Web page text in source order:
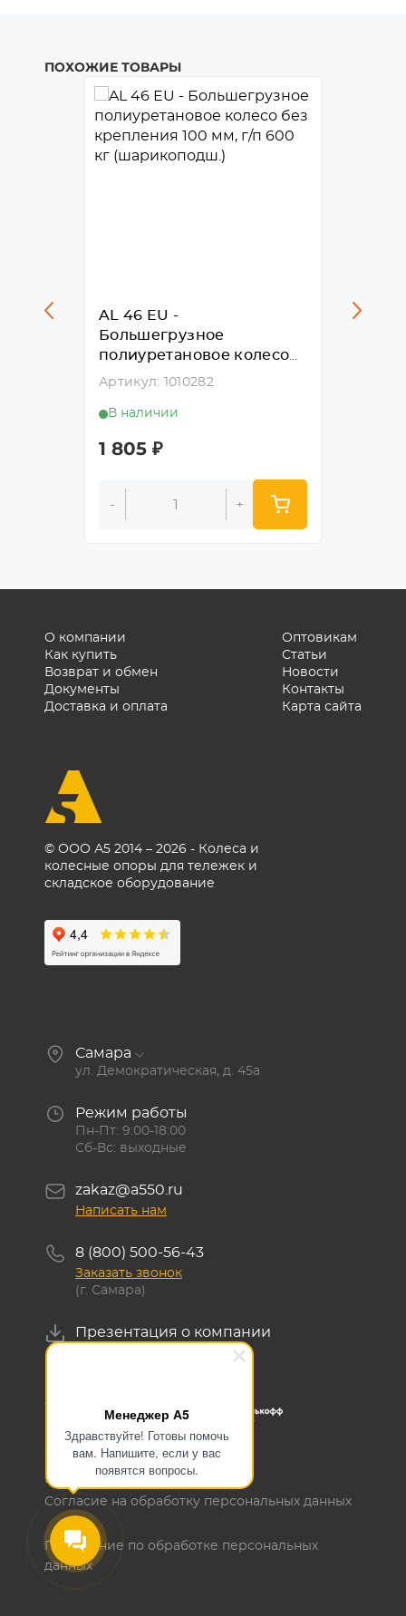
Менеджер А5
Здравствуйте! Готовы помочь
вам. Напишите, если у вас
появятся вопросы.
ПОХОЖИЕ ТОВАРЫ
AL 46 EU -
Большегрузное
полиуретановое колесо
без крепления 100 мм, г/
Артикул: 1010282
В наличии
1 805 ₽
- +
FCAL
© ООО А5 2014 – 2026 - Колеса и
колесные опоры для тележек и
складское оборудование
О компании
Как купить
Возврат и обмен
Документы
Доставка и оплата
Оптовикам
Статьи
Новости
Контакты
Карта сайта
Самара
ул. Демократическая, д. 45а
Режим работы
Пн-Пт: 9:00-18:00
Сб-Вс: выходные
zakaz@a550.ru
Написать нам
8 (800) 500-56-43
Заказать звонок
(г. Самара)
Презентация о компании
ОГРН 1145476129700
ИНН 5405503636
Согласие на обработку персональных данных
Положение по обработке персональных
данных